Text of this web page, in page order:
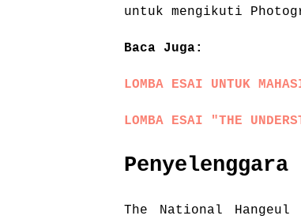
untuk mengikuti
Baca Juga:
LOMBA ESAI UNTUK
LOMBA ESAI "THE
Penyelenggara
The National Hangeul